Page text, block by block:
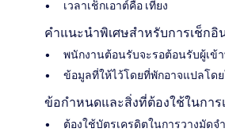
เวลาเช็กเอาต์คือ เที่ยง
คำแนะนำพิเศษสำหรับการเช็กอิ
พนักงานต้อนรับจะรอต้อนรับผู้เข้
ข้อมูลที่ให้ไว้โดยที่พักอาจแปลโด
ข้อกำหนดและสิ่งที่ต้องใช้ในการ
ต้องใช้บัตรเครดิตในการวางมัดจำ